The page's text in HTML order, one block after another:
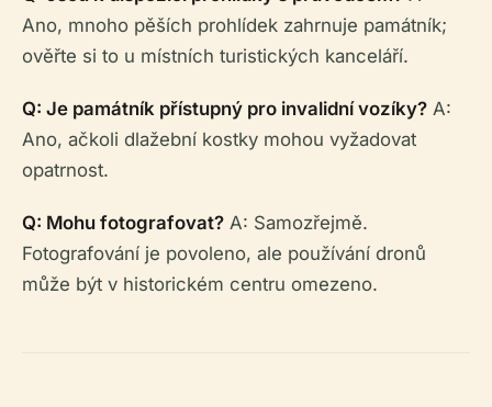
Ano, mnoho pěších prohlídek zahrnuje památník;
ověřte si to u místních turistických kanceláří.
Q: Je památník přístupný pro invalidní vozíky? A:
Ano, ačkoli dlažební kostky mohou vyžadovat
opatrnost.
Q: Mohu fotografovat? A: Samozřejmě.
Fotografování je povoleno, ale používání dronů
může být v historickém centru omezeno.